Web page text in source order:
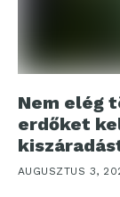
Nem elég
erdőket
AUGUSZTUS 3,